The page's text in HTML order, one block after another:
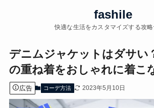
fashile
快適な生活をカスタマイズする攻略
デニムジャケットはダサい
の重ね着をおしゃれに着こ
広告 コーデ方法 2023年5月10日